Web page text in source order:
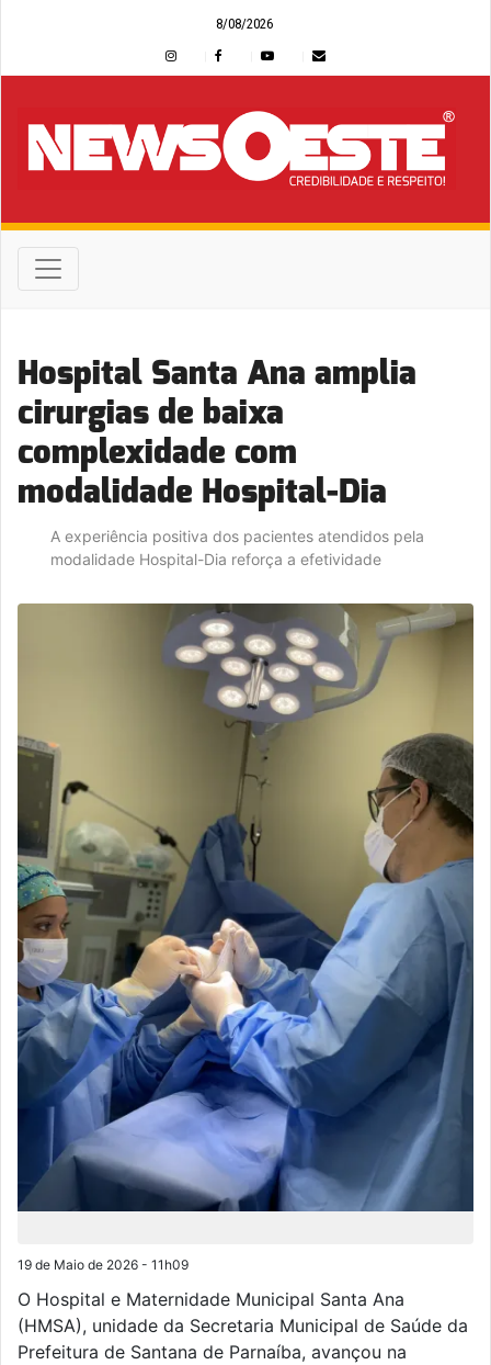
8/08/2026
Hospital Santa Ana amplia
cirurgias de baixa
complexidade com
modalidade Hospital-Dia
A experiência positiva dos pacientes atendidos pela
modalidade Hospital-Dia reforça a efetividade
19 de Maio de 2026 - 11h09
O Hospital e Maternidade Municipal Santa Ana
(HMSA), unidade da Secretaria Municipal de Saúde da
Prefeitura de Santana de Parnaíba, avançou na